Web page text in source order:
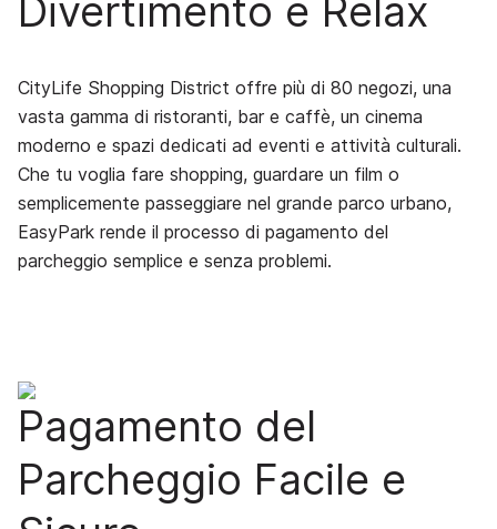
Divertimento e Relax
CityLife Shopping District offre più di 80 negozi, una
vasta gamma di ristoranti, bar e caffè, un cinema
moderno e spazi dedicati ad eventi e attività culturali.
Che tu voglia fare shopping, guardare un film o
semplicemente passeggiare nel grande parco urbano,
EasyPark rende il processo di pagamento del
parcheggio semplice e senza problemi.
Pagamento del
Parcheggio Facile e